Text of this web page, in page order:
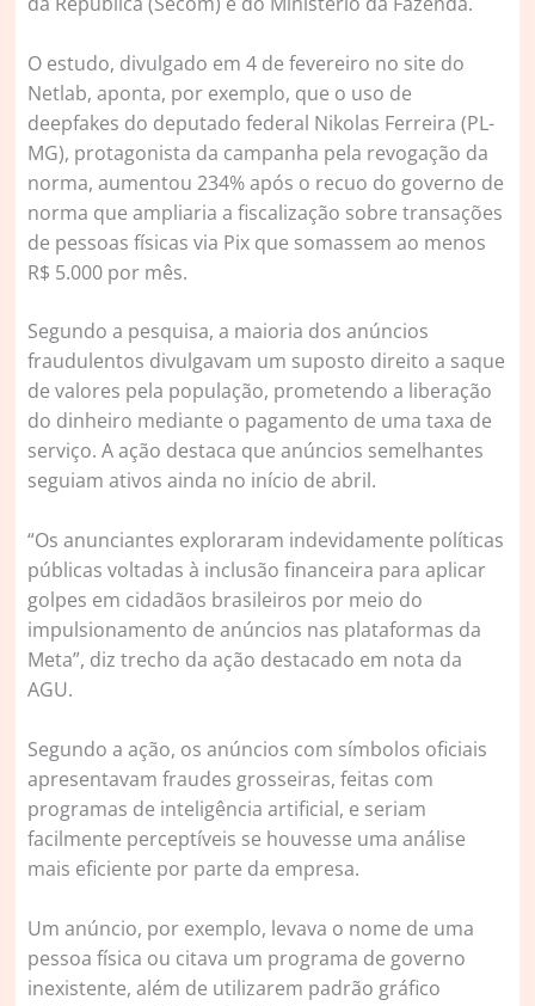
O estudo, divulgado em 4 de fevereiro no site do
Netlab, aponta, por exemplo, que o uso de
deepfakes do deputado federal Nikolas Ferreira (PL-
MG), protagonista da campanha pela revogação da
norma, aumentou 234% após o recuo do governo de
norma que ampliaria a fiscalização sobre transações
de pessoas físicas via Pix que somassem ao menos
R$ 5.000 por mês.
Segundo a pesquisa, a maioria dos anúncios
fraudulentos divulgavam um suposto direito a saque
de valores pela população, prometendo a liberação
do dinheiro mediante o pagamento de uma taxa de
serviço. A ação destaca que anúncios semelhantes
seguiam ativos ainda no início de abril.
“Os anunciantes exploraram indevidamente políticas
públicas voltadas à inclusão financeira para aplicar
golpes em cidadãos brasileiros por meio do
impulsionamento de anúncios nas plataformas da
Meta”, diz trecho da ação destacado em nota da
AGU.
Segundo a ação, os anúncios com símbolos oficiais
apresentavam fraudes grosseiras, feitas com
programas de inteligência artificial, e seriam
facilmente perceptíveis se houvesse uma análise
mais eficiente por parte da empresa.
Um anúncio, por exemplo, levava o nome de uma
pessoa física ou citava um programa de governo
inexistente, além de utilizarem padrão gráfico